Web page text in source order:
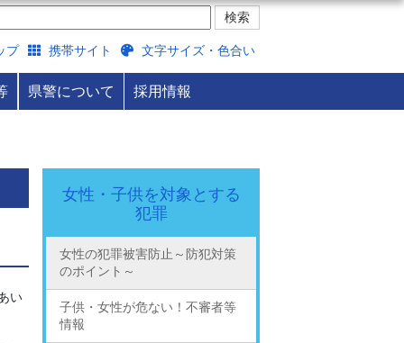
プ 携帯サイト 文字サイズ・色合い
県警について 採用情報
女性・子供を対象とする
犯罪
女性の犯罪被害防止～防犯対策
のポイント～
子供・女性が危ない！不審者等
情報
い